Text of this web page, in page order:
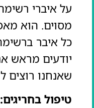
על איברי
מסוים. הוא
כל איבר
יודעים מראש
שאנחנו רוצים
טיפול בחריגים: